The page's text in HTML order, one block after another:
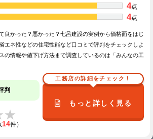
4点
4点
良かった？悪かった？七呂建設の実例から価格面をはじ
エネ性などの住宅性能など口コミで評判をチェックしよ
の情報や値下げ方法まで調査しているのは「みんなの工
判
14件）
工務店の詳細をチェック！
もっと詳しく見る